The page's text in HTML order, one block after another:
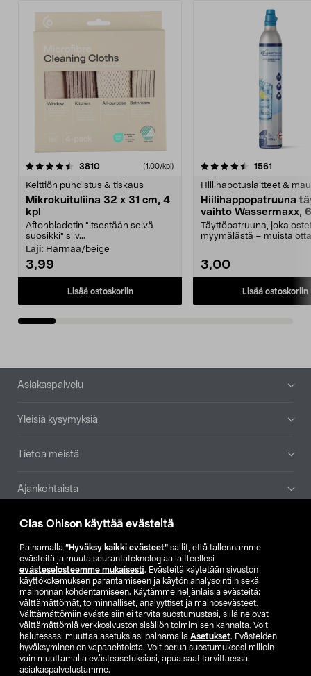
Clas Ohlson käyttää evästeitä
Painamalla ”Hyväksy kaikki evästeet” sallit, että tallennamme
evästeitä ja muuta seurantateknologiaa laitteellesi
evästeselosteemme mukaisesti. Evästeitä käytetään sivuston
käyttökokemuksen parantamiseen ja käytön analysointiin sekä
mainonnan kohdentamiseen. Käytämme neljänlaisia evästeitä:
välttämättömät, toiminnalliset, analyyttiset ja mainosevästeet.
Välttämättömiin evästeisiin ei tarvita suostumustasi, sillä ne ovat
välttämättömiä verkkosivuston sisällön toimimisen kannalta. Voit
halutessasi muuttaa asetuksiasi painamalla Asetukset. Evästeiden
hyväksyminen on vapaaehtoista. Voit perua suostumuksesi milloin
vain muuttamalla evästeasetuksiasi, apua saat tarvittaessa
asiakaspalvelustamme.
3810arvostelut (1,00/kpl)
Keittiön puhdistus & tiskaus
Mikrokuituliina 32 x 31 cm, 4
kpl
Aftonbladetin "itsestään selvä
suosikki" siiv...
Laji: Harmaa/beige
3,99
Lisää ostoskoriin
4.5viidestä
1561
Hiilihapotuslaitteet &
Hiilihappopatruuna
vaihto Wassermaxx,
Täyttöpatruuna, joka
myymälästä – muista
3,00
Lisää ostoskoriin
4.5viidestä
Alatunniste
Asiakaspalvelu
Yleisiä kysymyksiä
Tietoa meistä
Ajankohtaista
Muut yrityksemme
Etsi myymälä
SE NO FI
FI SV